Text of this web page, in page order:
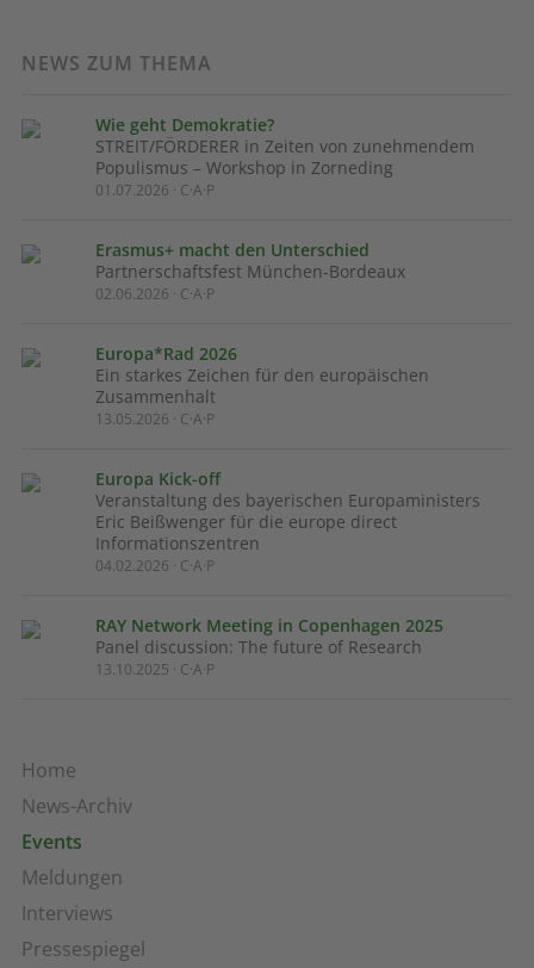
Home
News-Archiv
Events
Meldungen
Interviews
Pressespiegel
NEWS ZUM THEMA
Wie geht Demokratie?
STREIT/FÖRDERER in Zeiten von zunehmendem
Populismus – Workshop in Zorneding
01.07.2026 · C·A·P
Erasmus+ macht den Unterschied
Partnerschaftsfest München-Bordeaux
02.06.2026 · C·A·P
Europa*Rad 2026
Ein starkes Zeichen für den europäischen
Zusammenhalt
13.05.2026 · C·A·P
Europa Kick-off
Veranstaltung des bayerischen Europaministers
Eric Beißwenger für die europe direct
Informationszentren
04.02.2026 · C·A·P
RAY Network Meeting in Copenhagen 2025
Panel discussion: The future of Research
13.10.2025 · C·A·P